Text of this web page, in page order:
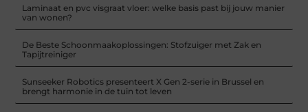
Laminaat en pvc visgraat vloer: welke basis past bij jouw manier
van wonen?
De Beste Schoonmaakoplossingen: Stofzuiger met Zak en
Tapijtreiniger
Sunseeker Robotics presenteert X Gen 2-serie in Brussel en
brengt harmonie in de tuin tot leven